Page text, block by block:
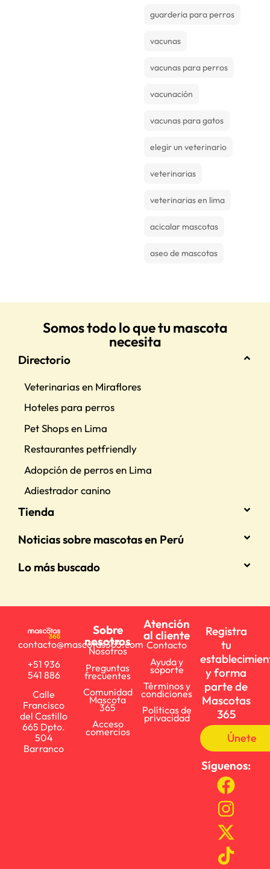
guarderia para perros
vacunas
vacunas para perros
vacunación
vacunas para gatos
elegir un veterinario
veterinarias
veterinarias en lima
acicalar mascotas
aseo de mascotas
Somos todo lo que tu mascota
necesita
Directorio
Veterinarias en Miraflores
Hoteles para perros
Pet Shops en Lima
Restaurantes petfriendly
Adopción de perros en Lima
Adiestrador canino
Tienda
Noticias sobre mascotas en Perú
Lo más buscado
contacto@mascotas365.com
+51 936
541 886
Calle
Francisco
del Castillo
665 Dpto.
504
Barranco
Sobre
nosotros
Nosotros
Preguntas
frecuentes
Comunidad
Mascota
365
Acceso
comercios
Atención
al cliente
Contacto
Ayuda y
soporte
Términos y
condiciones
Políticas de
privacidad
Registra
tu
y forma
parte de
Mascotas
365
Únete
Síguenos: